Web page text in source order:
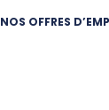
NOS OFFRES